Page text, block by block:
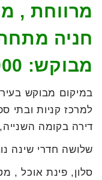
מרווחת ,
חניה מתחת
מבוקש: 1,600,000 ש”ח
במיקום מבוקש
למרכז קניות ובתי
דירה בקומה
שלושה חדרי שינה
סלון, פינת אוכל ,